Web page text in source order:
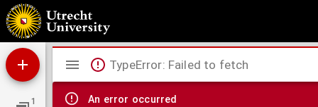
Consilium podagricum, Das ist, Wie man sich vor dem Podagra hüten oder in zeyt
1
Mirador
viewer
TypeError: Failed to fetch
An error occurred